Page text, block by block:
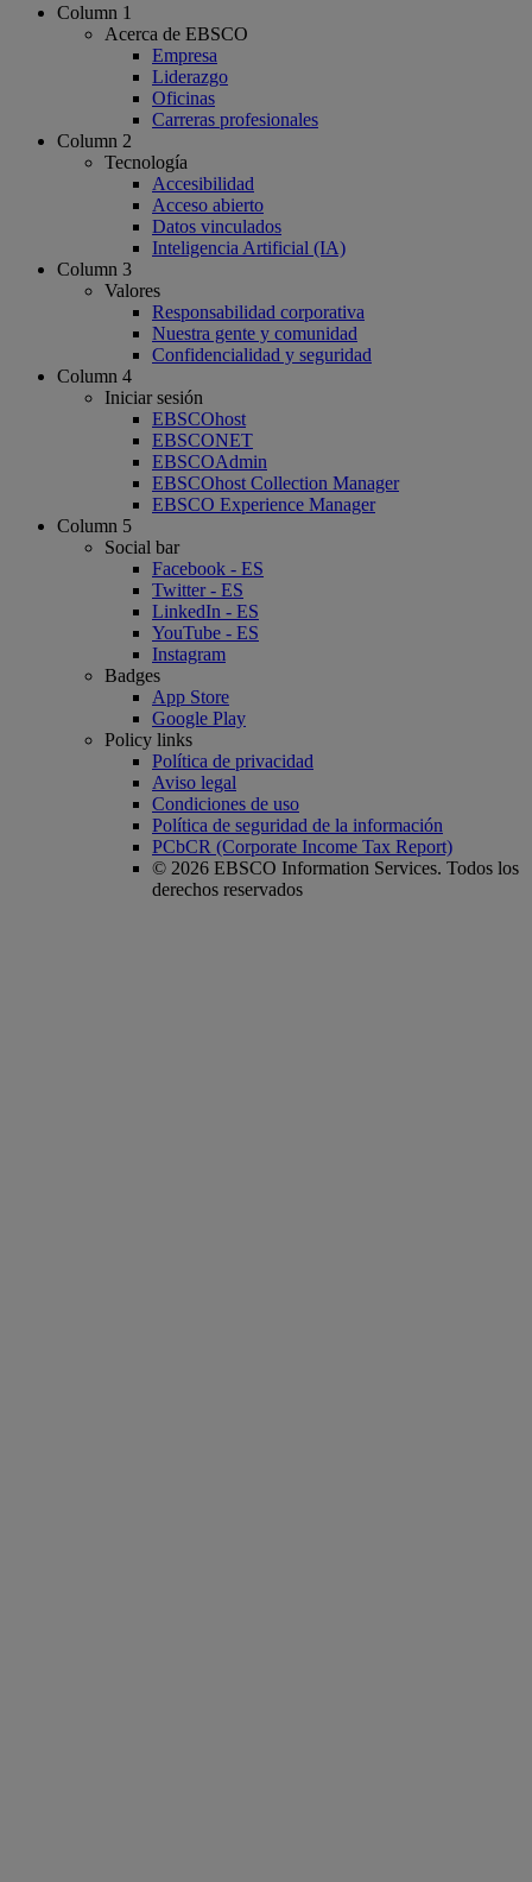
Column 1
Acerca de EBSCO
Empresa
Liderazgo
Oficinas
Carreras profesionales
Column 2
Tecnología
Accesibilidad
Acceso abierto
Datos vinculados
Inteligencia Artificial (IA)
Column 3
Valores
Responsabilidad corporativa
Nuestra gente y comunidad
Confidencialidad y seguridad
Column 4
Iniciar sesión
EBSCOhost
EBSCONET
EBSCOAdmin
EBSCOhost Collection Manager
EBSCO Experience Manager
Column 5
Social bar
Facebook - ES
Twitter - ES
LinkedIn - ES
YouTube - ES
Instagram
Badges
App Store
Google Play
Policy links
Política de privacidad
Aviso legal
Condiciones de uso
Política de seguridad de la información
PCbCR (Corporate Income Tax Report)
© 2026 EBSCO Information Services. Todos los
derechos reservados